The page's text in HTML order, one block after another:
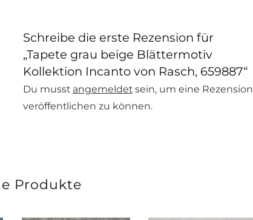
Schreibe die erste Rezension für
„Tapete grau beige Blättermotiv
Kollektion Incanto von Rasch, 659887“
Du musst angemeldetsein, um eine Rezension
veröffentlichen zu können.
Produkte